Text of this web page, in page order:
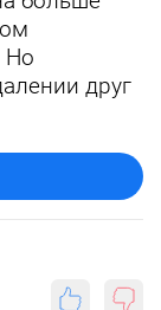
Но
друг